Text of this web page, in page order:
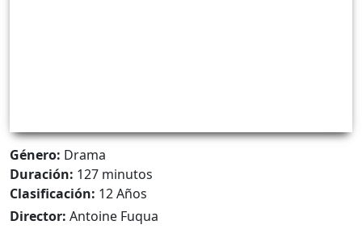
Género: Drama
Duración: 127 minutos
Clasificación: 12 Años
Director: Antoine Fuqua